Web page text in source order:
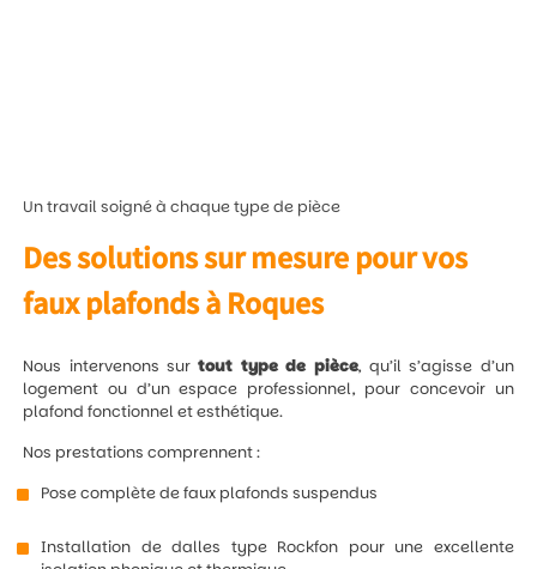
Un travail soigné à chaque type de pièce
Des solutions sur mesure pour vos
faux plafonds à Roques
Nous intervenons surtout type de pièce, qu’il s’agisse d’un
logement ou d’un espace professionnel, pour concevoir un
plafond fonctionnel et esthétique.
Nos prestations comprennent :
Pose complète de faux plafonds suspendus
Installation de dalles type Rockfon pour une excellente